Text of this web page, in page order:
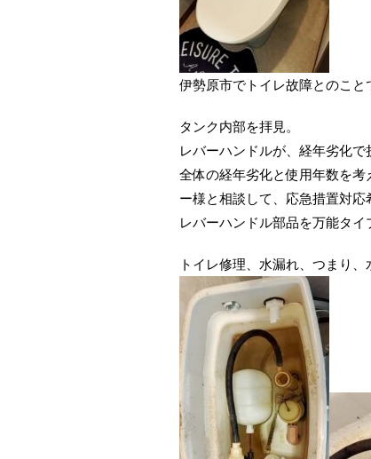
伊勢原市でトイレ故障とのこと
タンク内部を拝見。
レバーハンドルが、経年劣化で
全体の経年劣化と使用年数を
ー様と相談して、応急措置対応
レバーハンドル部品を万能タ
トイレ修理、水漏れ、つまり